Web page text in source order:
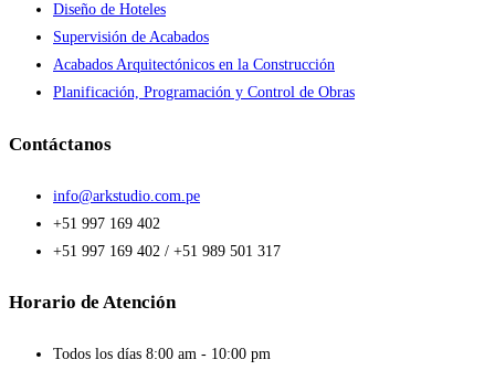
Diseño de Hoteles
Supervisión de Acabados
Acabados Arquitectónicos en la Construcción
Planificación, Programación y Control de Obras
Contáctanos
info@arkstudio.com.pe
+51 997 169 402
+51 997 169 402 / +51 989 501 317
Horario de Atención
Todos los días 8:00 am - 10:00 pm